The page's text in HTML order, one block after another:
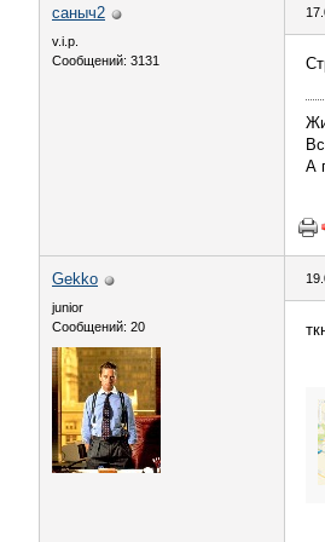
саныч2
v.i.p.
Сообщений: 3131
А
Gekko
junior
Сообщений: 20